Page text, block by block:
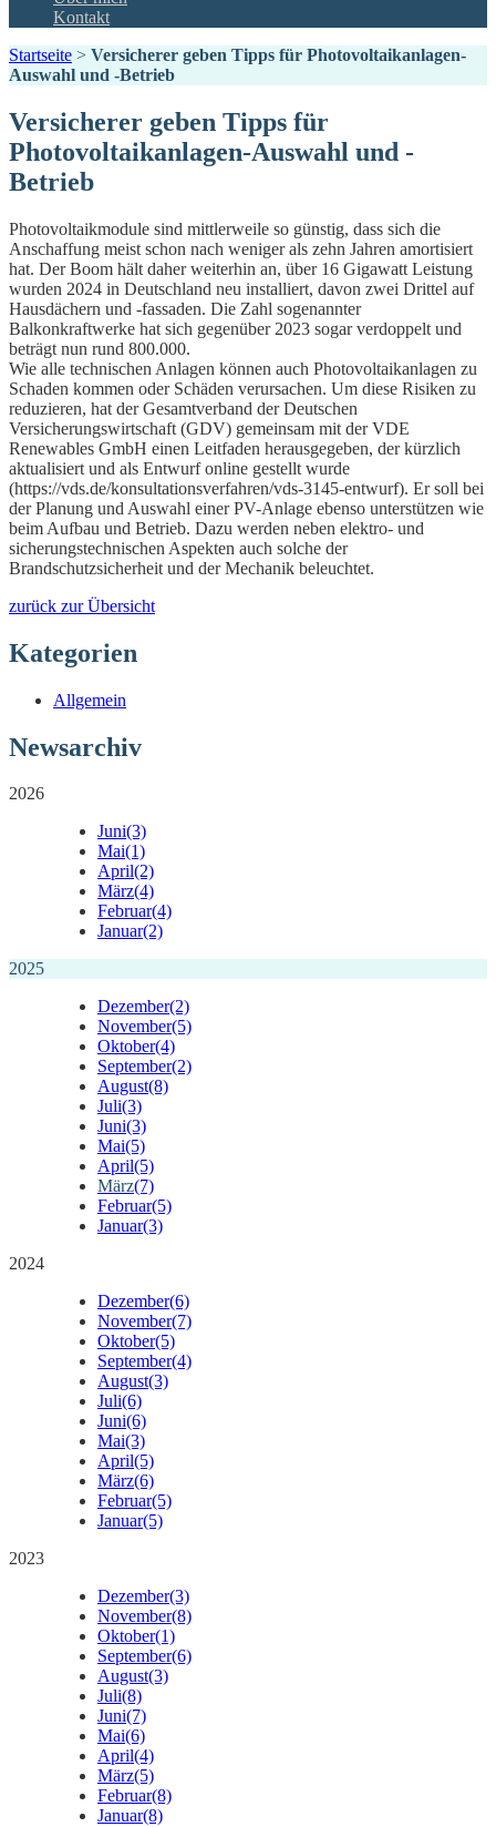
Kontakt
Startseite > Versicherer geben Tipps für Photovoltaikanlagen-
Auswahl und -Betrieb
Versicherer geben Tipps für
Photovoltaikanlagen-Auswahl und -
Betrieb
Photovoltaikmodule sind mittlerweile so günstig, dass sich die
Anschaffung meist schon nach weniger als zehn Jahren amortisiert
hat. Der Boom hält daher weiterhin an, über 16 Gigawatt Leistung
wurden 2024 in Deutschland neu installiert, davon zwei Drittel auf
Hausdächern und -fassaden. Die Zahl sogenannter
Balkonkraftwerke hat sich gegenüber 2023 sogar verdoppelt und
beträgt nun rund 800.000.
Wie alle technischen Anlagen können auch Photovoltaikanlagen zu
Schaden kommen oder Schäden verursachen. Um diese Risiken zu
reduzieren, hat der Gesamtverband der Deutschen
Versicherungswirtschaft (GDV) gemeinsam mit der VDE
Renewables GmbH einen Leitfaden herausgegeben, der kürzlich
aktualisiert und als Entwurf online gestellt wurde
(https://vds.de/konsultationsverfahren/vds-3145-entwurf). Er soll bei
der Planung und Auswahl einer PV-Anlage ebenso unterstützen wie
beim Aufbau und Betrieb. Dazu werden neben elektro- und
sicherungstechnischen Aspekten auch solche der
Brandschutzsicherheit und der Mechanik beleuchtet.
zurück zur Übersicht
Kategorien
Allgemein
Newsarchiv
2026
Juni(3)
Mai(1)
April(2)
März(4)
Februar(4)
Januar(2)
2025
Dezember(2)
November(5)
Oktober(4)
September(2)
August(8)
Juli(3)
Juni(3)
Mai(5)
April(5)
März(7)
Februar(5)
Januar(3)
2024
Dezember(6)
November(7)
Oktober(5)
September(4)
August(3)
Juli(6)
Juni(6)
Mai(3)
April(5)
März(6)
Februar(5)
Januar(5)
2023
Dezember(3)
November(8)
Oktober(1)
September(6)
August(3)
Juli(8)
Juni(7)
Mai(6)
April(4)
März(5)
Februar(8)
Januar(8)